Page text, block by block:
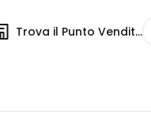
Trova il Punto Vendita